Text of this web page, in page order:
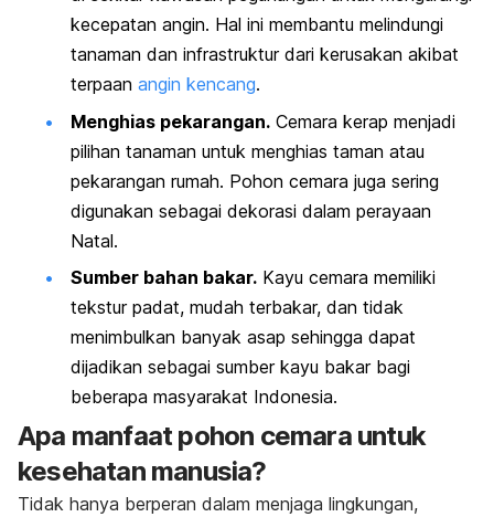
kecepatan angin. Hal ini membantu melindungi
tanaman dan infrastruktur dari kerusakan akibat
terpaan angin kencang.
Menghias pekarangan. Cemara kerap menjadi
pilihan tanaman untuk menghias taman atau
pekarangan rumah. Pohon cemara juga sering
digunakan sebagai dekorasi dalam perayaan
Natal.
Sumber bahan bakar. Kayu cemara memiliki
tekstur padat, mudah terbakar, dan tidak
menimbulkan banyak asap sehingga dapat
dijadikan sebagai sumber kayu bakar bagi
beberapa masyarakat Indonesia.
Apa manfaat pohon cemara untuk
kesehatan manusia?
Tidak hanya berperan dalam menjaga lingkungan,